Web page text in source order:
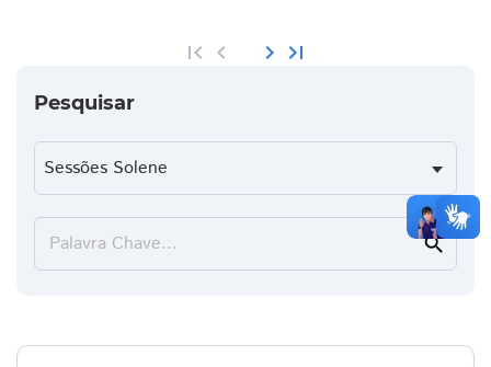
first_page chevron_left chevron_right last_page
Pesquisar
Palavra Chave... search